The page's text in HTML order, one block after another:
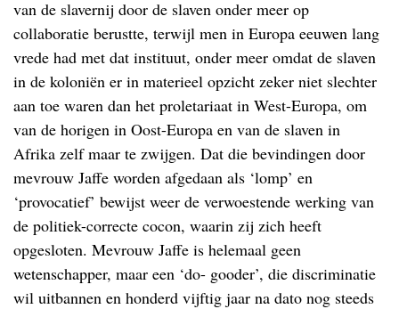
van de slavernij door de slaven onder meer op
collaboratie berustte, terwijl men in Europa eeuwen lang
vrede had met dat instituut, onder meer omdat de slaven
in de koloniën er in materieel opzicht zeker niet slechter
aan toe waren dan het proletariaat in West-Europa, om
van de horigen in Oost-Europa en van de slaven in
Afrika zelf maar te zwijgen. Dat die bevindingen door
mevrouw Jaffe worden afgedaan als ‘lomp’ en
‘provocatief’ bewijst weer de verwoestende werking van
de politiek-correcte cocon, waarin zij zich heeft
opgesloten. Mevrouw Jaffe is helemaal geen
wetenschapper, maar een ‘do- gooder’, die discriminatie
wil uitbannen en honderd vijftig jaar na dato nog steeds